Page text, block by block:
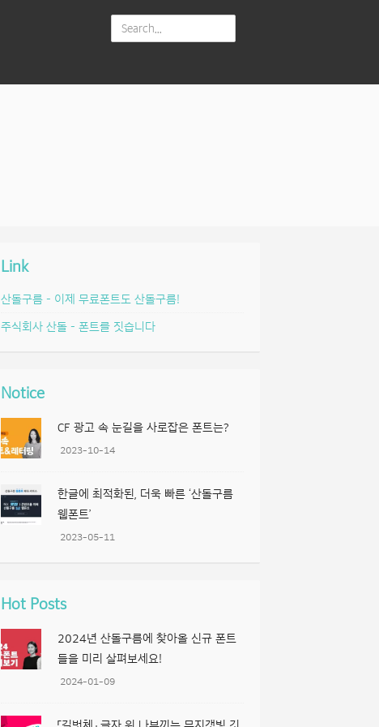
Link
산돌구름 – 이제 무료폰트도 산돌구름!
주식회사 산돌 – 폰트를 짓습니다
Notice
CF 광고 속 눈길을 사로잡은 폰트는?
2023-10-14
한글에 최적화된, 더욱 빠른 ‘산돌구름
웹폰트’
2023-05-11
Hot Posts
2024년 산돌구름에 찾아올 신규 폰트
들을 미리 살펴보세요!
2024-01-09